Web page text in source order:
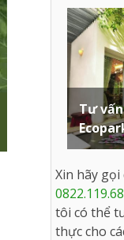
Tư
Xin hãy
tôi có thể
thực cho